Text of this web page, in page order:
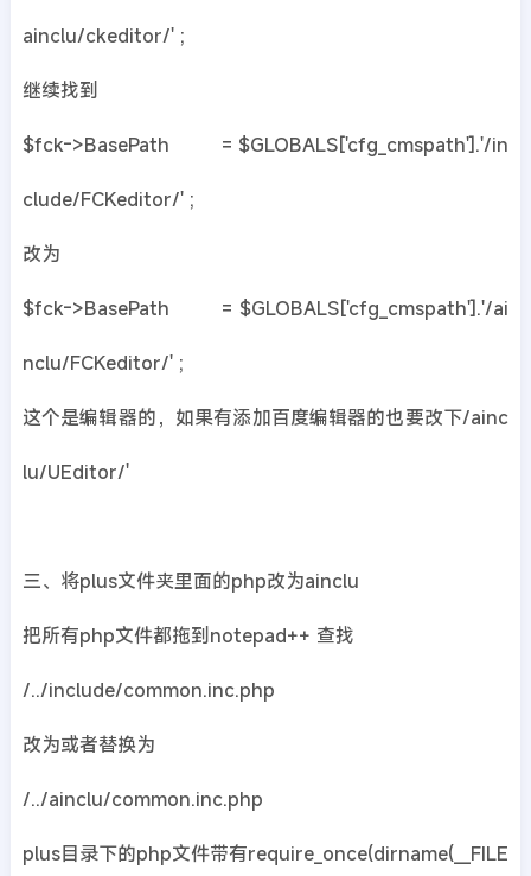
ainclu/ckeditor/' ;
继续找到
$fck->BasePath = $GLOBALS['cfg_cmspath'].'/in
clude/FCKeditor/' ;
改为
$fck->BasePath = $GLOBALS['cfg_cmspath'].'/ai
nclu/FCKeditor/' ;
这个是编辑器的，如果有添加百度编辑器的也要改下/ainc
lu/UEditor/'
三、将plus文件夹里面的php改为ainclu
把所有php文件都拖到notepad++ 查找
/../include/common.inc.php
改为或者替换为
/../ainclu/common.inc.php
plus目录下的php文件带有require_once(dirname(__FILE